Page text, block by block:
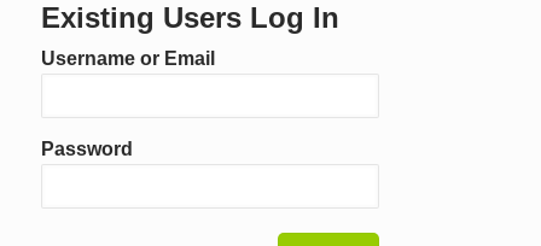
Existing Users Log In
Username or Email
Password